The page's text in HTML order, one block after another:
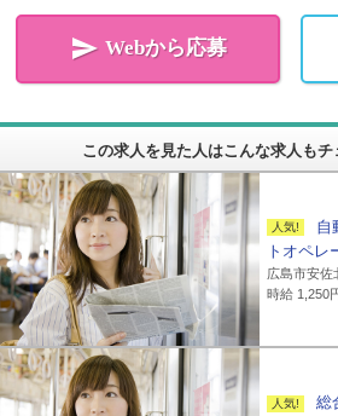
 Webから応募
この求人を見た人はこんな求人も
自
トオペレ
広島市安佐
時給 1,250
総